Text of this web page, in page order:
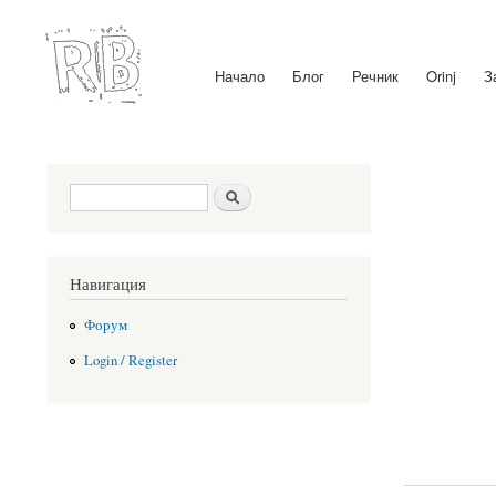
Main menu Начало Блог Речник Orinj
Search form
Навигация
Форум
Login / Register